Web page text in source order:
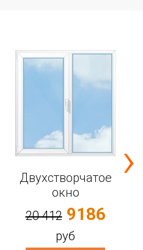
Двухстворчатое
окно
20 4129186
руб
›